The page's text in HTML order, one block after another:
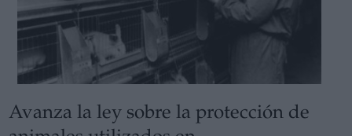
Avanza la ley sobre la protección de
Derechos: